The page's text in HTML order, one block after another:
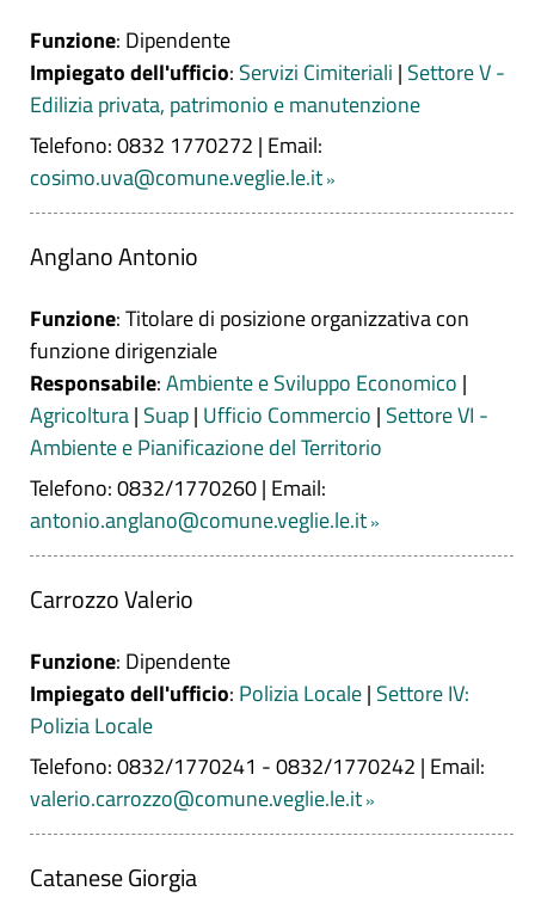
Funzione: Dipendente
Impiegato dell'ufficio: Servizi Cimiteriali | Settore V -
Edilizia privata, patrimonio e manutenzione
Telefono: 0832 1770272 | Email:
cosimo.uva@comune.veglie.le.it
Anglano Antonio
Funzione: Titolare di posizione organizzativa con
funzione dirigenziale
Responsabile:Ambiente e Sviluppo Economico |
Agricoltura| Suap| Ufficio Commercio | Settore VI -
Ambiente e Pianificazione del Territorio
Telefono: 0832/1770260| Email:
antonio.anglano@comune.veglie.le.it
Carrozzo Valerio
Funzione: Dipendente
Impiegato dell'ufficio: Polizia Locale| Settore IV:
Polizia Locale
Telefono: 0832/1770241 - 0832/1770242 | Email:
valerio.carrozzo@comune.veglie.le.it
Catanese Giorgia